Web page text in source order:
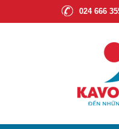
024 666